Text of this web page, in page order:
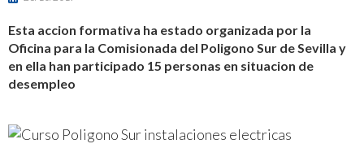
Esta accion formativa ha estado organizada por la
Oficina para la Comisionada del Poligono Sur de Sevilla y
en ella han participado 15 personas en situacion de
desempleo